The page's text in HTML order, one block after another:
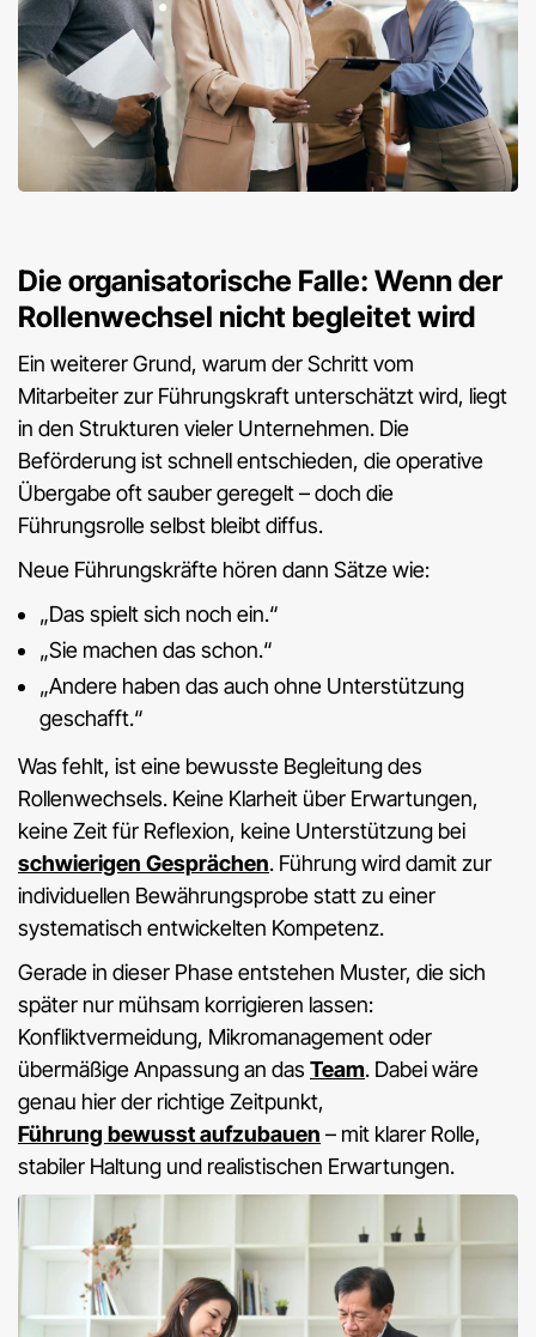
Die organisatorische Falle: Wenn der
Rollenwechsel nicht begleitet wird
Ein weiterer Grund, warum der Schritt vom
Mitarbeiter zur Führungskraft unterschätzt wird, liegt
in den Strukturen vieler Unternehmen. Die
Beförderung ist schnell entschieden, die operative
Übergabe oft sauber geregelt – doch die
Führungsrolle selbst bleibt diffus.
Neue Führungskräfte hören dann Sätze wie:
„Das spielt sich noch ein.“
„Sie machen das schon.“
„Andere haben das auch ohne Unterstützung
geschafft.“
Was fehlt, ist eine bewusste Begleitung des
Rollenwechsels. Keine Klarheit über Erwartungen,
keine Zeit für Reflexion, keine Unterstützung bei
schwierigen Gesprächen. Führung wird damit zur
individuellen Bewährungsprobe statt zu einer
systematisch entwickelten Kompetenz.
Gerade in dieser Phase entstehen Muster, die sich
später nur mühsam korrigieren lassen:
Konfliktvermeidung, Mikromanagement oder
übermäßige Anpassung an das Team. Dabei wäre
genau hier der richtige Zeitpunkt,
Führung bewusst aufzubauen – mit klarer Rolle,
stabiler Haltung und realistischen Erwartungen.